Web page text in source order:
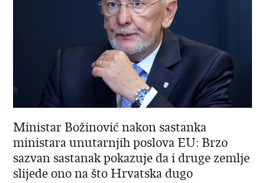
Ministar Božinović nakon sastanka
ministara unutarnjih poslova EU: Brzo
sazvan sastanak pokazuje da i druge zemlje
slijede ono na što Hrvatska dugo